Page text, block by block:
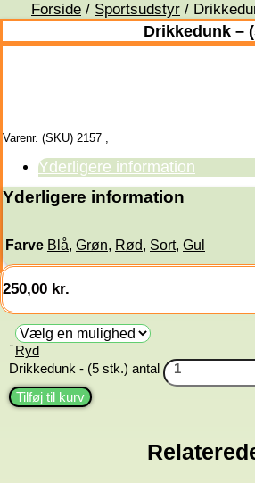
Forside / Sportsudstyr /
Drikkedunk –
Varenr. (SKU) 2157 ,
Yderligere information
Yderligere information
Farve Blå, Grøn, Rød, Sort, Gul
250,00 kr.
Ryd
Drikkedunk - (5 stk.) antal
Tilføj til kurv